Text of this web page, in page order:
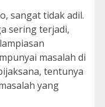
sangat tidak adil.
sering terjadi,
masalah di
tentunya
yang